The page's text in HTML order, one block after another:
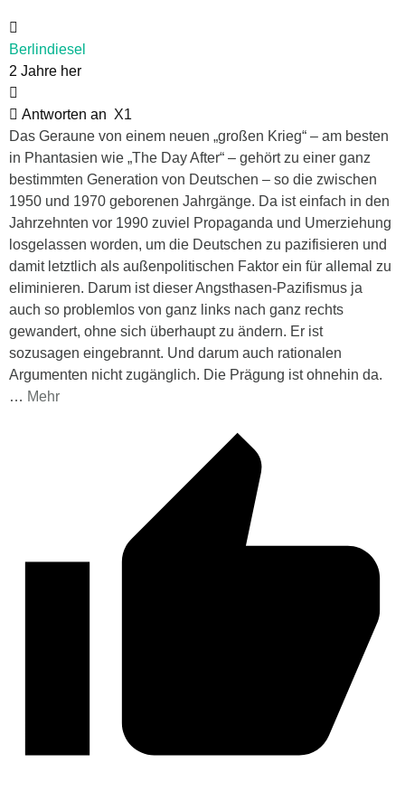
Berlindiesel
2 Jahre her
Antworten an X1
Das Geraune von einem neuen „großen Krieg“ – am besten
in Phantasien wie „The Day After“ – gehört zu einer ganz
bestimmten Generation von Deutschen – so die zwischen
1950 und 1970 geborenen Jahrgänge. Da ist einfach in den
Jahrzehnten vor 1990 zuviel Propaganda und Umerziehung
losgelassen worden, um die Deutschen zu pazifisieren und
damit letztlich als außenpolitischen Faktor ein für allemal zu
eliminieren. Darum ist dieser Angsthasen-Pazifismus ja
auch so problemlos von ganz links nach ganz rechts
gewandert, ohne sich überhaupt zu ändern. Er ist
sozusagen eingebrannt. Und darum auch rationalen
Argumenten nicht zugänglich. Die Prägung ist ohnehin da.
… Mehr